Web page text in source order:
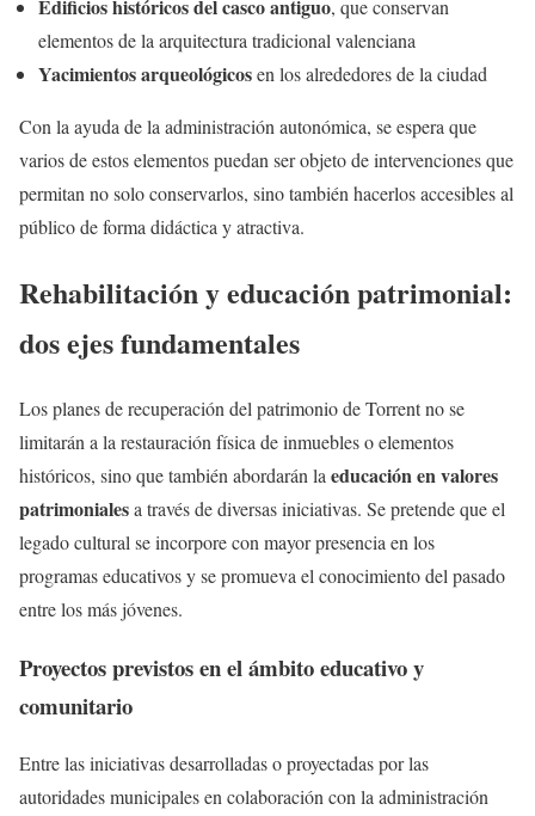
Edificios históricos del casco antiguo, que conservan
elementos de la arquitectura tradicional valenciana
Yacimientos arqueológicosen los alrededores de la ciudad
Con la ayuda de la administración autonómica, se espera que
varios de estos elementos puedan ser objeto de intervenciones que
permitan no solo conservarlos, sino también hacerlos accesibles al
público de forma didáctica y atractiva.
Rehabilitación y educación patrimonial:
dos ejes fundamentales
Los planes de recuperación del patrimonio de Torrent no se
limitarán a la restauración física de inmuebles o elementos
históricos, sino que también abordarán la educación en valores
patrimonialesa través de diversas iniciativas. Se pretende que el
legado cultural se incorpore con mayor presencia en los
programas educativos y se promueva el conocimiento del pasado
entre los más jóvenes.
Proyectos previstos en el ámbito educativo y
comunitario
Entre las iniciativas desarrolladas o proyectadas por las
autoridades municipales en colaboración con la administración